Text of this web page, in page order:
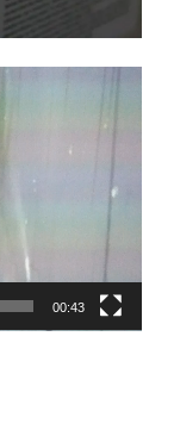
00:43